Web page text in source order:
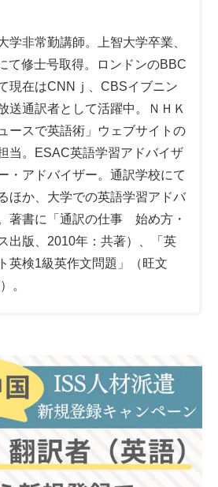
学非常勤講師。上智大学卒業、
て修士号取得。ロンドンのBBC
現在はCNNｊ、CBSイブニン
送通訳者として活躍中。ＮＨＫ
ースで英語術」ウェブサイトの
当。ESAC英語学習アドバイザ
・アドバイザー。通訳学校にて
ほか、大学での英語学習アドバ
著書に「通訳の仕事 始め方・
出版、2010年：共著）、「英
英検1級英作文問題」（旺文
。